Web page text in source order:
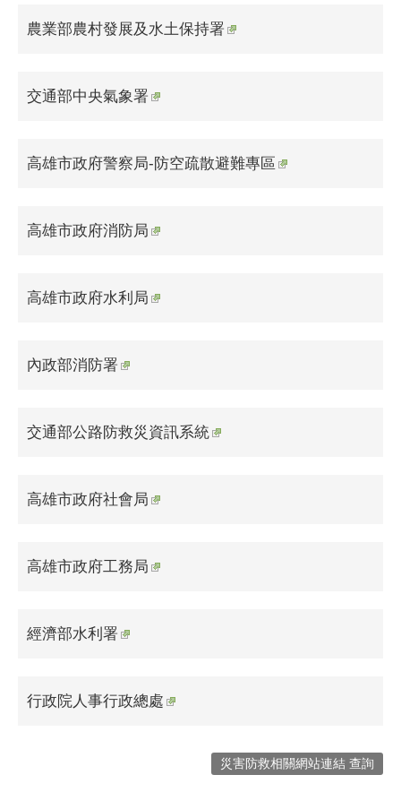
農業部農村發展及水土保持署
交通部中央氣象署
高雄市政府警察局-防空疏散避難專區
高雄市政府消防局
高雄市政府水利局
內政部消防署
交通部公路防救災資訊系統
高雄市政府社會局
高雄市政府工務局
經濟部水利署
行政院人事行政總處
災害防救相關網站連結 查詢